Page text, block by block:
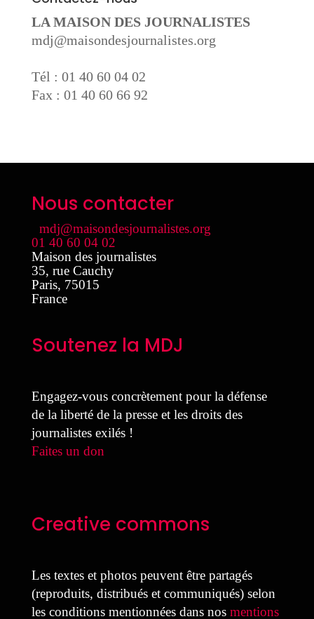
LA MAISON DES JOURNALISTES
mdj@maisondesjournalistes.org
Tél : 01 40 60 04 02
Fax : 01 40 60 66 92
Nous contacter
mdj@maisondesjournalistes.org
01 40 60 04 02
Maison des journalistes
35, rue Cauchy
Paris, 75015
France
Soutenez la MDJ
Engagez-vous concrètement pour la défense
de la liberté de la presse et les droits des
journalistes exilés !
Faites un don
Creative commons
Les textes et photos peuvent être partagés
(reproduits, distribués et communiqués) selon
les conditions mentionnées dans nos mentions